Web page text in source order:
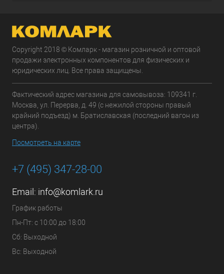
Copyright 2018 © Комларк - магазин розничной и оптовой
продажи электронных компонентов для физических и
юридических лиц. Все права защищены.
Фактический адрес магазина для самовывоза: 109341 г.
Москва, ул. Перерва, д. 49 (с нежилой стороны правый
крайний подъезд) м. Братиславская (последний вагон из
центра).
Посмотреть на карте
+7 (495) 347-28-00
Email: info@komlark.ru
График работы
Пн-Пт: с 10:00 до 18:00
Сб: Выходной
Вс: Выходной